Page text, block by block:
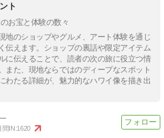
ト
お宝と体験の数々
地のショップやグルメ、アート体験を通じ
伝えます。ショップの裏話や限定アイテム
に伝えることで、読者の次の旅に役立つ情
また、現地ならではのディープなスポット
わたる詳細が、魅力的なハワイ像を描き出
間IN:1620